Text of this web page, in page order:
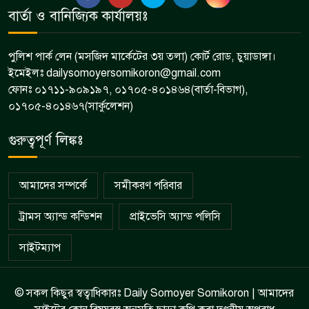
দামুড়হুদায় বিভিন্ন মামলার ৫ আসামি
গ্রেপ্তার
৮
বার্তা ও বানিজ্যিক কার্যালয়ঃ
পুলিশ পার্ক লেন (মসজিদ মার্কেটের ৩য় তলা) কোর্ট রোড, চুয়াডাঙ্গা।
ইমেইলঃ dailysomoyersomikoron@gmail.com
ফোনঃ ০১৭১১-৯০৯১৯৭, ০১৭০৫-৪০১৪৬৪(বার্তা-বিভাগ),
০১৭০৫-৪০১৪৬৭(সার্কুলেশন)
গুরুত্বপূর্ণ লিঙ্কঃ
আমাদের সম্পর্কে সমীকরণ পরিবার
ট্রামস অ্যান্ড কন্ডিশন প্রাইভেসি অ্যান্ড পলিসি
সাইটম্যাপ
© সকল কিছুর স্বত্বাধিকারঃ Daily Somoyer Somikoron | আমাদের